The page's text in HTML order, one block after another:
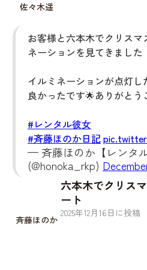
佐々木遥
お客様と六本木でクリスマ
ネーションを見てきました
イルミネーションが点灯
良かったです🌟ありがとう
#レンタル彼女
#斉藤ほのか日記
— 斉藤ほのか【レンタル
(@honoka_rkp)
斉藤ほのか
六本木でクリス
ート
2025年12月 16 日に投稿